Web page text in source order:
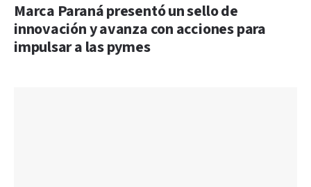
Marca Paraná presentó un sello de
innovación y avanza con acciones para
impulsar a las pymes